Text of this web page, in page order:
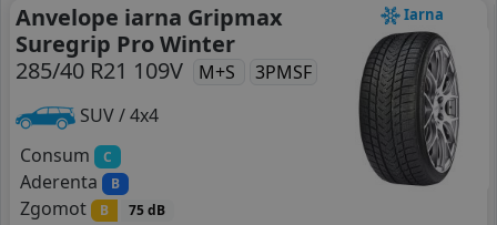
Iarna
Anvelope iarna Gripmax
Suregrip Pro Winter
285/40 R21 109V
M+S
3PMSF
SUV / 4x4
Consum
C
Aderenta B
Zgomot B 75 dB